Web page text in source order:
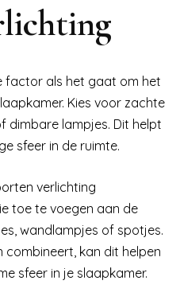
factor als het gaat om het
Kies voor zachte
dimbare lampjes. Dit helpt
sfeer in de ruimte.
verlichting
toe te voegen aan de
wandlampjes of spotjes.
combineert, kan dit helpen
sfeer in je slaapkamer.